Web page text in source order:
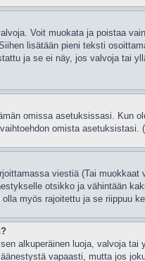
Voit muokata ja poistaa
lisätään pieni teksti
ja se ei näy, jos valvoja tai
omissa asetuksissasi. Kun
omista
viestiä (Tai
otsikko ja vähintään
myös rajoitettu ja se riippuu
alkuperäinen luoja, valvoja
vapaasti, mutta jos